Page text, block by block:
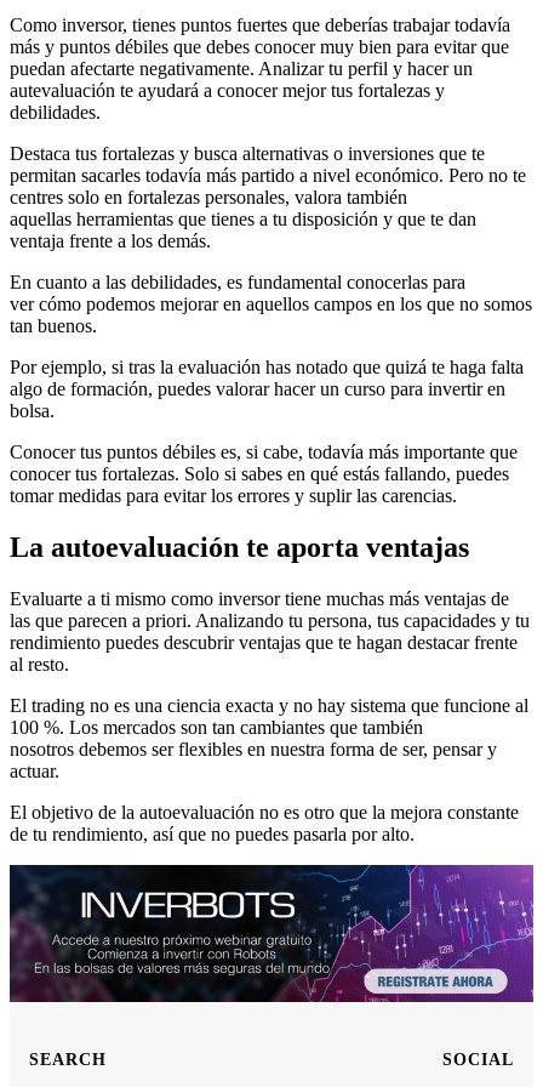
Como inversor, tienes puntos fuertes que deberías trabajar todavía
más y puntos débiles que debes conocer muy bien para evitar que
puedan afectarte negativamente. Analizar tu perfil y hacer un
autevaluación te ayudará a conocer mejor tus fortalezas y
debilidades.
Destaca tus fortalezas y busca alternativas o inversiones que te
permitan sacarles todavía más partido a nivel económico. Pero no te
centres solo en fortalezas personales, valora también
aquellas herramientas que tienes a tu disposición y que te dan
ventaja frente a los demás.
En cuanto a las debilidades, es fundamental conocerlas para
ver cómo podemos mejorar en aquellos campos en los que no somos
tan buenos.
Por ejemplo, si tras la evaluación has notado que quizá te haga falta
algo de formación, puedes valorar hacer un curso para invertir en
bolsa.
Conocer tus puntos débiles es, si cabe, todavía más importante que
conocer tus fortalezas. Solo si sabes en qué estás fallando, puedes
tomar medidas para evitar los errores y suplir las carencias.
La autoevaluación te aporta ventajas
Evaluarte a ti mismo como inversor tiene muchas más ventajas de
las que parecen a priori. Analizando tu persona, tus capacidades y tu
rendimiento puedes descubrir ventajas que te hagan destacar frente
al resto.
El trading no es una ciencia exacta y no hay sistema que funcione al
100 %. Los mercados son tan cambiantes que también
nosotros debemos ser flexibles en nuestra forma de ser, pensar y
actuar.
El objetivo de la autoevaluación no es otro que la mejora constante
de tu rendimiento, así que no puedes pasarla por alto.
SEARCH SOCIAL